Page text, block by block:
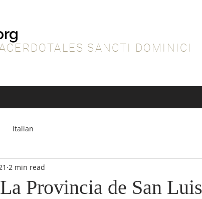
SANCTI DOMINICI
Italian
Provincia de San Luis
2 min read